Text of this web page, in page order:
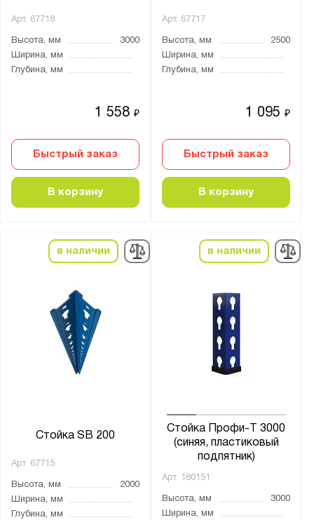
Арт. 67718
Высота, мм
3000
Ширина, мм
Глубина, мм
1 558₽
Быстрый заказ
В корзину
Арт. 67717
Высота, мм
2500
Ширина, мм
Глубина, мм
1 095₽
Быстрый заказ
В корзину
в наличии
Стойка SB 200
Арт. 67715
Высота, мм
2000
Ширина, мм
Глубина, мм
в наличии
Стойка Профи-Т 3000
(синяя, пластиковый
подпятник)
Арт. 180151
Высота, мм
3000
Ширина, мм
Металл
Толщина стойки, мм:
от до
На зацепах
Страна производства:
Россия
Производитель:
Серия:
МС